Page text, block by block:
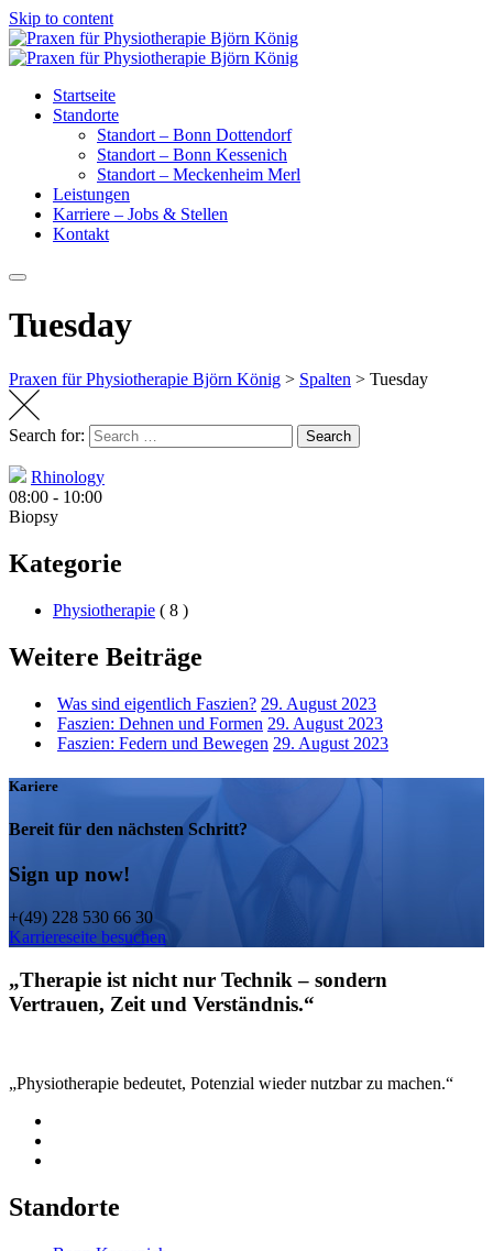
Skip to content
Startseite
Standorte
Standort – Bonn Dottendorf
Standort – Bonn Kessenich
Standort – Meckenheim Merl
Leistungen
Karriere – Jobs & Stellen
Kontakt
Tuesday
Praxen für Physiotherapie Björn König > Spalten > Tuesday
Search for: Search
Rhinology
08:00 - 10:00
Biopsy
Kategorie
Physiotherapie ( 8 )
Weitere Beiträge
Was sind eigentlich Faszien? 29. August 2023
Faszien: Dehnen und Formen 29. August 2023
Faszien: Federn und Bewegen 29. August 2023
Kariere
Bereit für den nächsten Schritt?
Sign up now!
+(49) 228 530 66 30
Karriereseite besuchen
„Therapie ist nicht nur Technik – sondern
Vertrauen, Zeit und Verständnis.“
„Physiotherapie bedeutet, Potenzial wieder nutzbar zu machen.“
Standorte